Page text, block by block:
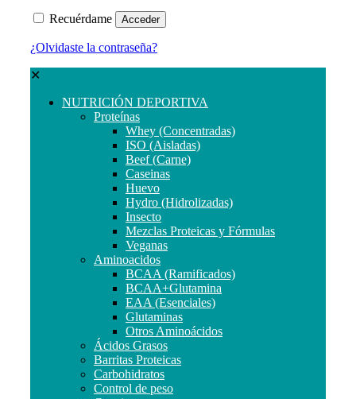
Recuérdame Acceder
¿Olvidaste la contraseña?
✕
NUTRICIÓN DEPORTIVA
Proteínas
Whey (Concentradas)
ISO (Aisladas)
Beef (Carne)
Caseinas
Huevo
Hydro (Hidrolizadas)
Insecto
Mezclas Proteicas y Fórmulas
Veganas
Aminoacidos
BCAA (Ramificados)
BCAA+Glutamina
EAA (Esenciales)
Glutaminas
Otros Aminoácidos
Ácidos Grasos
Barritas Proteicas
Carbohidratos
Control de peso